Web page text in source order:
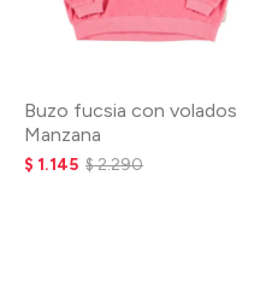
Buzo fucsia con volados
Manzana
$ 1.145 $2.290